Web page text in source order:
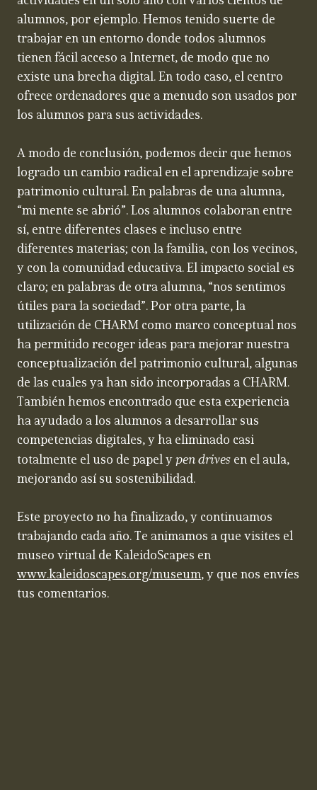
alumnos, por ejemplo. Hemos tenido suerte de
trabajar en un entorno donde todos alumnos
tienen fácil acceso a Internet, de modo que no
existe una brecha digital. En todo caso, el centro
ofrece ordenadores que a menudo son usados por
los alumnos para sus actividades.
A modo de conclusión, podemos decir que hemos
logrado un cambio radical en el aprendizaje sobre
patrimonio cultural. En palabras de una alumna,
“mi mente se abrió”. Los alumnos colaboran entre
sí, entre diferentes clases e incluso entre
diferentes materias; con la familia, con los vecinos,
y con la comunidad educativa. El impacto social es
claro; en palabras de otra alumna, “nos sentimos
útiles para la sociedad”. Por otra parte, la
utilización de CHARM como marco conceptual nos
ha permitido recoger ideas para mejorar nuestra
conceptualización del patrimonio cultural, algunas
de las cuales ya han sido incorporadas a CHARM.
También hemos encontrado que esta experiencia
ha ayudado a los alumnos a desarrollar sus
competencias digitales, y ha eliminado casi
totalmente el uso de papel y pen drives en el aula,
mejorando así su sostenibilidad.
Este proyecto no ha finalizado, y continuamos
trabajando cada año. Te animamos a que visites el
museo virtual de KaleidoScapes en
www.kaleidoscapes.org/museum, y que nos envíes
tus comentarios.